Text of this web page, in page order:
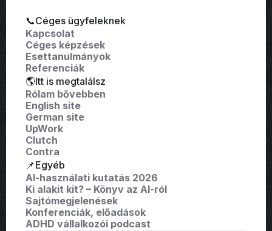
📞Céges ügyfeleknek
Kapcsolat
Céges képzések
Esettanulmányok
Referenciák
🌎Itt is megtalálsz
Rólam bővebben
English site
German site
UpWork
Clutch
Contra
📌Egyéb
AI-használati kutatás 2026
Ki alakit kit? – Könyv az AI-ról
Sajtómegjelenések
Konferenciák, előadások
ADHD vállalkozói podcast